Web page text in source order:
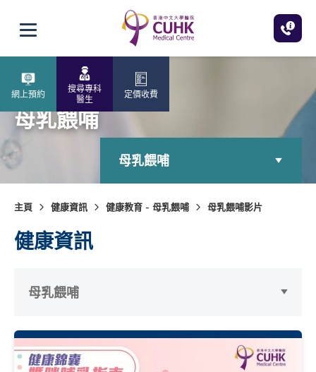
打開選單
網上預約
搜尋專科
醫生
定價收費
母乳餵哺
母乳餵哺
主頁 健康資訊 健康教育 - 母乳餵哺 母乳餵哺影片
健康資訊
母乳餵哺